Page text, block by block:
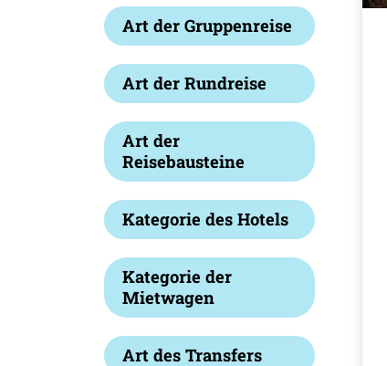
Art der Gruppenreise
Art der Rundreise
Art der
Reisebausteine
Kategorie des Hotels
Kategorie der
Mietwagen
Art des Transfers